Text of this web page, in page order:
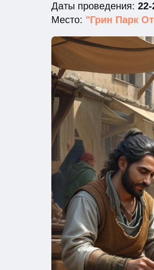
Даты проведения:
Место: "Грин Парк